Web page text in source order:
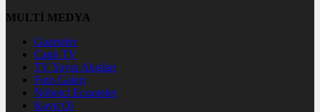
MULTİ MEDYA
Gazeteler
Canlı TV
TV Yayın Akışları
Foto Galeri
Nöbetçi Eczaneler
Kayıt Ol